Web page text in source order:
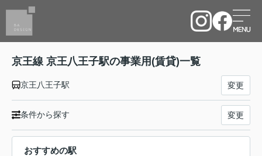
京王線 京王八王子駅の事業用(賃貸)一覧
京王八王子駅 変更
条件から探す 変更
おすすめの駅